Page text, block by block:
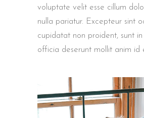
voluptate velit esse cillum
nulla pariatur. Excepteur sint
cupidatat non proident, sunt
officia deserunt mollit anim id